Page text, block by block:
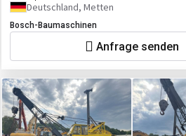
Deutschland, Metten
Bosch-Baumaschinen
Anfrage senden